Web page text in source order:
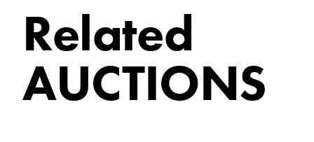
Related
AUCTIONS